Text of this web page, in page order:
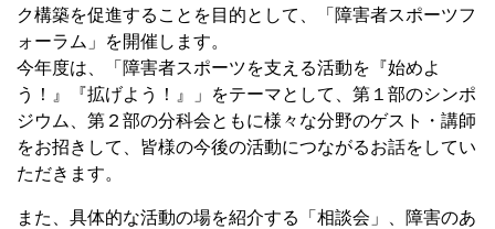
ク構築を促進することを目的として、「障害者スポーツフ
ォーラム」を開催します。
今年度は、「障害者スポーツを支える活動を『始めよ
う！』『拡げよう！』」をテーマとして、第１部のシンポ
ジウム、第２部の分科会ともに様々な分野のゲスト・講師
をお招きして、皆様の今後の活動につながるお話をしてい
ただきます。
また、具体的な活動の場を紹介する「相談会」、障害のあ